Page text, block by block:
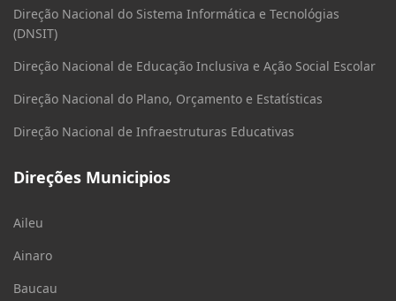
Direção Nacional do Sistema Informática e Tecnológias
(DNSIT)
Direção Nacional de Educação Inclusiva e Ação Social Escolar
Direção Nacional do Plano, Orçamento e Estatísticas
Direção Nacional de Infraestruturas Educativas
Direções Municipios
Aileu
Ainaro
Baucau